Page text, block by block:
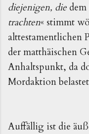
diejenigen, die
trachten« stimmt
alttestamentlichen
der matthäischen
Anhaltspunkt, da
Mordaktion
Auffällig ist die